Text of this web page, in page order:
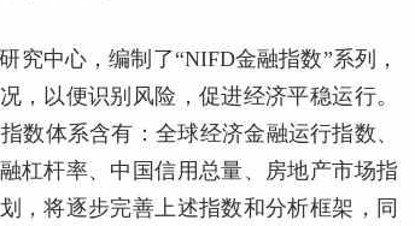
中心，编制了“NIFD金融指数”系列，
，以便识别风险，促进经济平稳运行。
数体系含有：全球经济金融运行指数、
杠杆率、中国信用总量、房地产市场指
，将逐步完善上述指数和分析框架，同